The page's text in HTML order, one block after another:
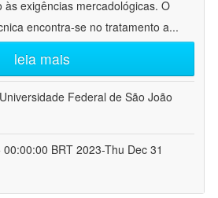
às exigências mercadológicas. O
encontra-se no tratamento a...
leia mais
Universidade Federal de São João
BRT 2023-Thu Dec 31